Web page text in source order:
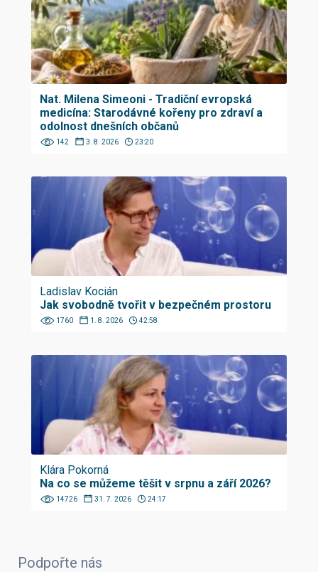
Nat. Milena Simeoni - Tradiční evropská
medicína: Starodávné kořeny pro zdraví a
odolnost dnešních občanů
142 3. 8. 2026 23:20
Ladislav Kocián
Jak svobodně tvořit v bezpečném prostoru
1760 1. 8. 2026 42:58
Klára Pokorná
Na co se můžeme těšit v srpnu a září 2026?
14726 31. 7. 2026 24:17
Podpořte nás